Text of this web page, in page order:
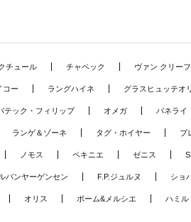
チュール チャペック ヴァン クリー
コー ラングハイネ グラスヒュッテオ
テック・フィリップ オメガ パネライ
ランゲ＆ゾーネ タグ・ホイヤー ブ
ノモス ペキニエ ゼニス
バンヤーゲンセン F.P.ジュルヌ ショ
オリス ボーム&メルシエ ハミル